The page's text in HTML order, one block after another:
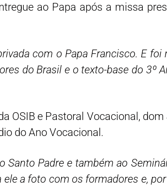
ao Papa após a missa
com o Papa Francisco. E foi
do Brasil e o texto-base do 3º
OSIB e Pastoral Vocacional,
do Ano Vocacional.
Santo Padre e também ao
a foto com os formadores e,